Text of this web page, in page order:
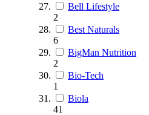
Bell Lifestyle
2
Best Naturals
6
BigMan Nutrition
2
Bio-Tech
1
Biola
41